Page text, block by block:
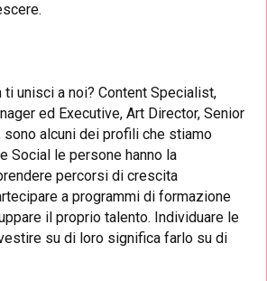
ti unisci a noi? Content Specialist,
ed Executive, Art Director, Senior
sono alcuni dei profili che stiamo
Social le persone hanno la
percorsi di crescita
a programmi di formazione
il proprio talento. Individuare le
su di loro significa farlo su di